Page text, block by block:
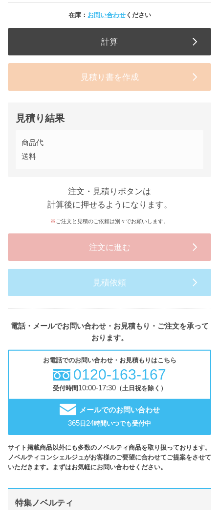
在庫： お問い合わせください
計算
見積り書を作成
見積り結果
商品代
送料
注文・見積りボタンは
計算後に押せるようになります。
ご注文と見積のご依頼は別々でお願いします。
注文に進む
見積依頼
電話・メールでお問い合わせ・お見積もり・ご注文を承って
おります。
お電話でのお問い合わせ・お見積もりはこちら
0120-163-167
受付時間10:00-17:30（土日祝を除く）
メールでのお問い合わせ
365 日 24時間いつでも受付中
サイト掲載商品以外にも多数のノベルティ商品を取り扱っております。
ノベルティコンシェルジュがお客様のご要望に合わせてご提案をさせて
いただきます。まずはお気軽にお問い合わせください。
特集ノベルティ